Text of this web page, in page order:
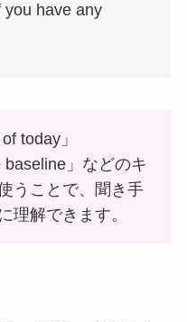
you have any
today」
baseline」などのキ
うことで、聞き手
理解できます。